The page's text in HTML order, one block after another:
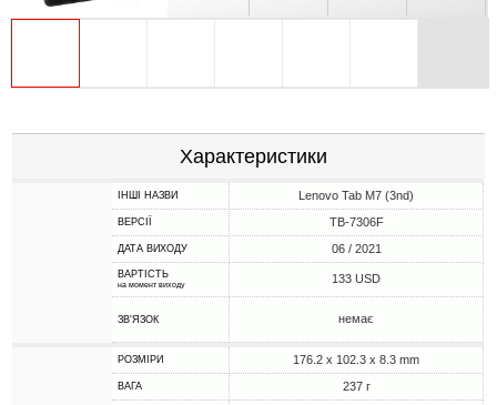
Характеристики
ІНШІ НАЗВИ Lenovo Tab M7 (3nd)
ВЕРСІЇ TB-7306F
ДАТА ВИХОДУ 06 / 2021
ВАРТІСТЬ
на момент виходу 133 USD
ЗВ'ЯЗОК немає
РОЗМІРИ 176.2 x 102.3 x 8.3 mm
ВАГА 237 г